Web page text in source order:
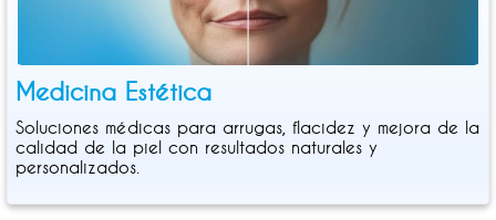
Medicina Estética
Soluciones médicas para arrugas, flacidez y mejora de la
calidad de la piel con resultados naturales y
personalizados.